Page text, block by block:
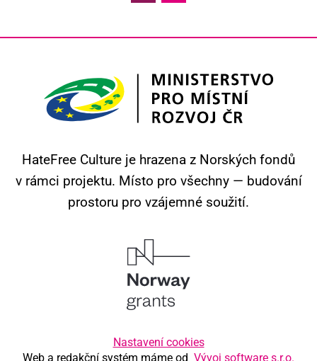
HateFree Culture je hrazena z Norských fondů
v rámci projektu. Místo pro všechny — budování
prostoru pro vzájemné soužití.
Nastavení cookies
Web a redakční systém máme od Vývoj software s.r.o.